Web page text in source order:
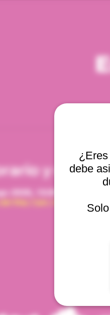
debe
y
2028, 12:00 p. m. – 1:00
del Mar, Cam. Internacional